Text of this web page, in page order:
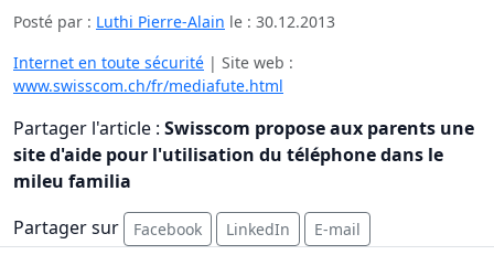
Posté par : Luthi Pierre-Alain le : 30.12.2013
Internet en toute sécurité | Site web :
www.swisscom.ch/fr/mediafute.html
Partager l'article : Swisscom propose aux parents une
site d'aide pour l'utilisation du téléphone dans le
mileu familia
Partager sur
Facebook LinkedIn E-mail